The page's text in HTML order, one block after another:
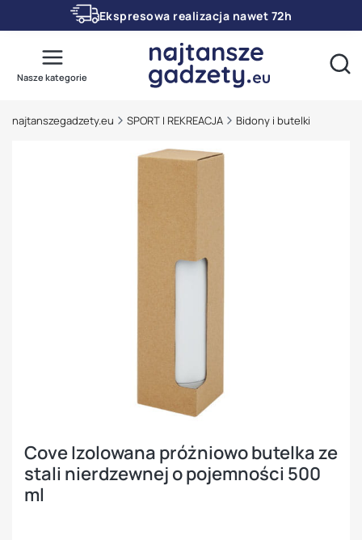
Ekspresowa realizacja nawet 72h
Nasze kategorie
najtanszegadzety.eu SPORT I REKREACJA Bidony i butelki
Cove Izolowana próżniowo butelka ze
stali nierdzewnej o pojemności 500
ml